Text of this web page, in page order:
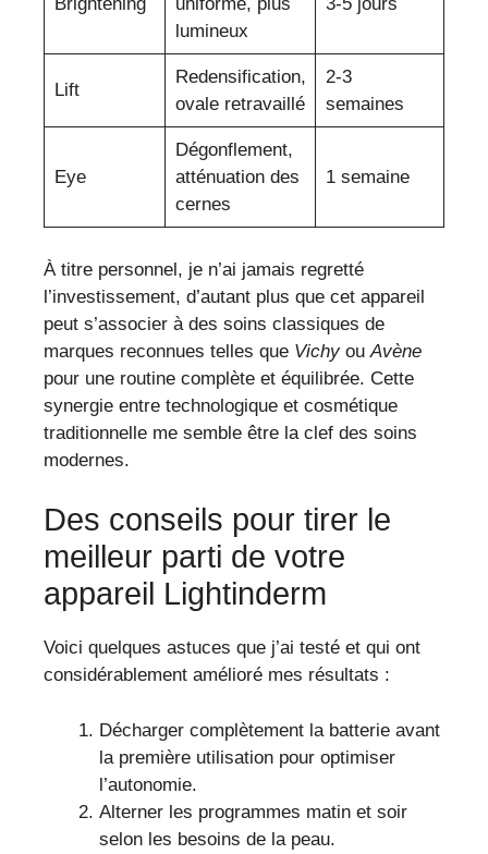
Brightening
uniforme, plus
lumineux
3-5 jours
Lift
Redensification,
ovale retravaillé
2-3
semaines
Eye
Dégonflement,
atténuation des
cernes
1 semaine
À titre personnel, je n’ai jamais regretté
l’investissement, d’autant plus que cet appareil
peut s’associer à des soins classiques de
marques reconnues telles que VichyouAvène
pour une routine complète et équilibrée. Cette
synergie entre technologique et cosmétique
traditionnelle me semble être la clef des soins
modernes.
Des conseils pour tirer le
meilleur parti de votre
appareil Lightinderm
Voici quelques astuces que j’ai testé et qui ont
considérablement amélioré mes résultats :
Décharger complètement la batterie avant
la première utilisation pour optimiser
l’autonomie.
Alterner les programmes matin et soir
selon les besoins de la peau.